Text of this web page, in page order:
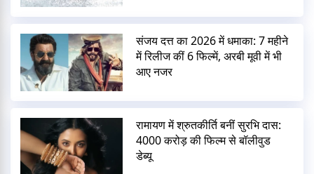
संजय दत्त का 2026 में धमाका: 7 महीने
में रिलीज कीं 6 फिल्में, अरबी मूवी में भी
आए नजर
रामायण में श्रुतकीर्ति बनीं सुरभि दास:
4000 करोड़ की फिल्म से बॉलीवुड
डेब्यू